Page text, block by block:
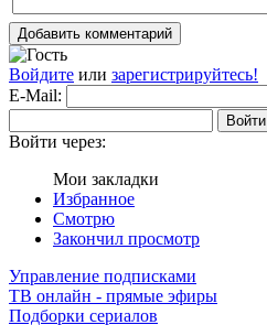
Добавить комментарий
Войдите или зарегистрируйтесь!
E-Mail:
Войти
Войти через:
Мои закладки
Избранное
Смотрю
Закончил просмотр
Управление подписками
ТВ онлайн - прямые эфиры
Подборки сериалов